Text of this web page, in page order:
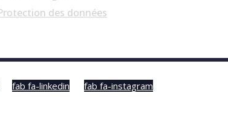
des données
fab fa-linkedin fab fa-instagram